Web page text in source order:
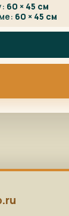
60 × 45 см
60 × 45 см